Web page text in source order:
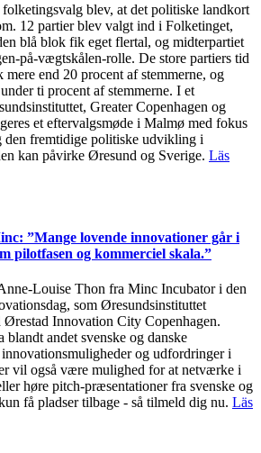
folketingsvalg blev, at det politiske landkort
12 partier blev valgt ind i Folketinget,
blå blok fik eget flertal, og midterpartiet
på-vægtskålen-rolle. De store partiers tid
end 20 procent af stemmerne, og
ti procent af stemmerne. I et
Greater Copenhagen og
et eftervalgsmøde i Malmø med fokus
den fremtidige politiske udvikling i
kan påvirke Øresund og Sverige. Läs
”Mange lovende innovationer går i
pilotfasen og kommerciel skala.”
Louise Thon fra Minc Incubator i den
som Øresundsinstituttet
Ørestad Innovation City Copenhagen.
blandt andet svenske og danske
og udfordringer i
vil også være mulighed for at netværke i
høre pitch-præsentationer fra svenske og
få pladser tilbage - så tilmeld dig nu. Läs